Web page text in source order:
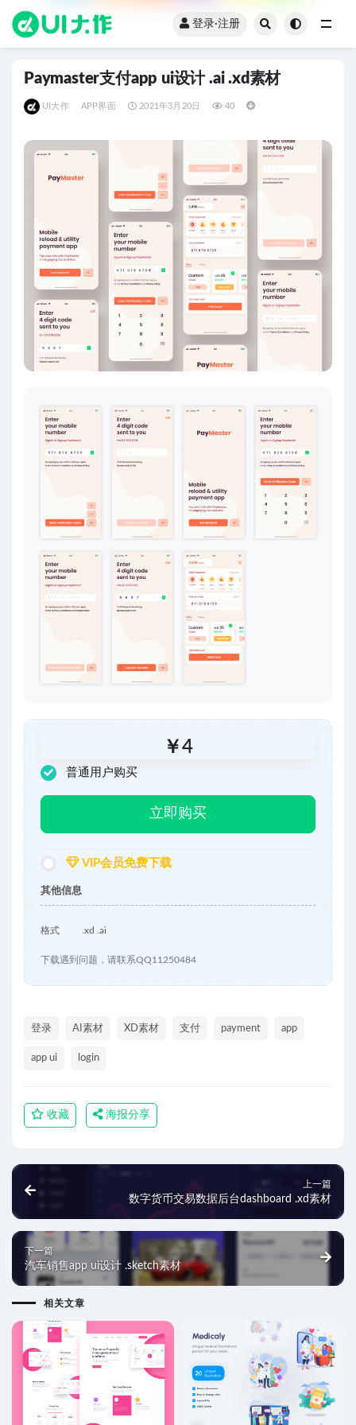
登录·注册
Paymaster支付app ui设计 .ai .xd素材
UI大作 APP界面 2021年3月20日 40
￥4
普通用户购买
立即购买
VIP会员免费下载
其他信息
格式 .xd .ai
下载遇到问题，请联系QQ11250484
登录 AI素材 XD素材 支付 payment app
app ui login
收藏 海报分享
上一篇
数字货币交易数据后台dashboard .xd素材
下一篇
汽车销售app ui设计 .sketch素材
相关文章